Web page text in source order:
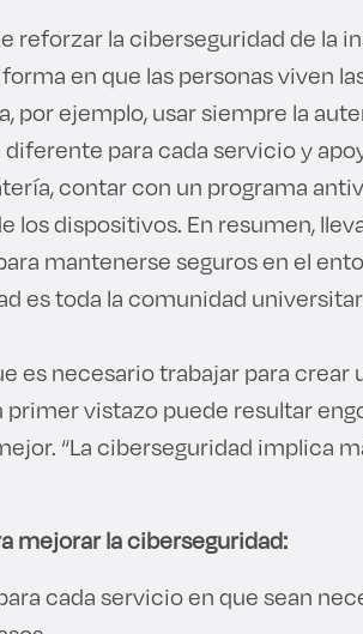
reforzar la ciberseguridad de la
en que las personas viven
por ejemplo, usar siempre la
para cada servicio y
contar con un programa
los dispositivos. En resumen,
mantenerse seguros en el
es toda la comunidad
es necesario trabajar para crear
primer vistazo puede resultar
“La ciberseguridad implica
mejorar la ciberseguridad:
cada servicio en que sean